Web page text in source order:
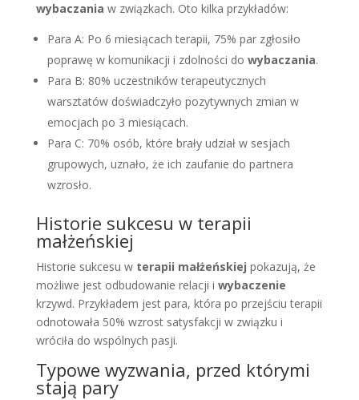
wybaczania w związkach. Oto kilka przykładów:
Para A: Po 6 miesiącach terapii, 75% par zgłosiło
poprawę w komunikacji i zdolności do wybaczania.
Para B: 80% uczestników terapeutycznych
warsztatów doświadczyło pozytywnych zmian w
emocjach po 3 miesiącach.
Para C: 70% osób, które brały udział w sesjach
grupowych, uznało, że ich zaufanie do partnera
wzrosło.
Historie sukcesu w terapii
małżeńskiej
Historie sukcesu w terapii małżeńskiej pokazują, że
możliwe jest odbudowanie relacji i wybaczenie
krzywd. Przykładem jest para, która po przejściu terapii
odnotowała 50% wzrost satysfakcji w związku i
wróciła do wspólnych pasji.
Typowe wyzwania, przed którymi
stają pary